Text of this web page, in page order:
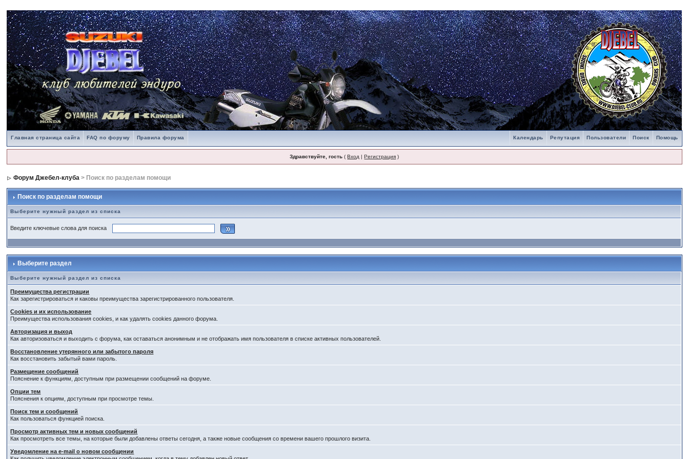
Главная страница сайта FAQ по форуму Правила форума Помощь
Поиск
Пользователи
Репутация
Календарь
Здравствуйте, гость (Вход |Регистрация )
Форум Джебел-клуба > Поиск по разделам помощи
Поиск по разделам помощи
Выберите нужный раздел из списка
Введите ключевые слова для поиска
Выберите раздел
Выберите нужный раздел из списка
Преимущества регистрации
Как зарегистрироваться и каковы преимущества зарегистрированного пользователя.
Cookies и их использование
Преимущества использования cookies, и как удалять cookies данного форума.
Авторизация и выход
Как авторизоваться и выходить с форума, как оставаться анонимным и не отображать имя пользователя в списке активных пользователей.
Восстановление утерянного или забытого пароля
Как восстановить забытый вами пароль.
Размещение сообщений
Пояснение к функциям, доступным при размещении сообщений на форуме.
Опции тем
Пояснения к опциям, доступным при просмотре темы.
Поиск тем и сообщений
Как пользоваться функцией поиска.
Просмотр активных тем и новых сообщений
Как просмотреть все темы, на которые были добавлены ответы сегодня, а также новые сообщения со времени вашего прошлого визита.
Уведомление на е-mail о новом сообщении